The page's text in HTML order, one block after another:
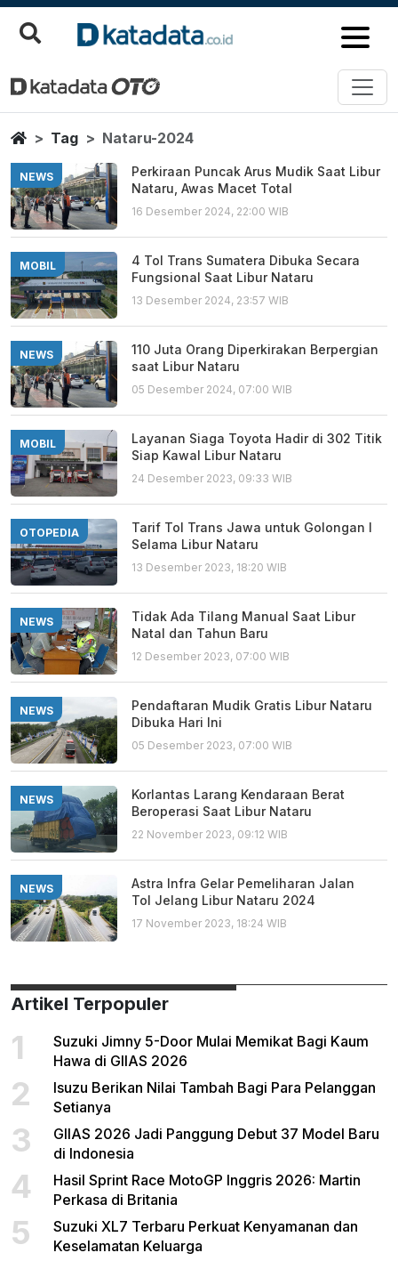
Nataru 2024
Berita Terbaru
HomeTag Nataru-2024
NEWS
Perkiraan Puncak Arus Mudik Saat Libur
Nataru, Awas Macet Total
16 Desember 2024, 22:00 WIB
MOBIL
4 Tol Trans Sumatera Dibuka Secara
Fungsional Saat Libur Nataru
13 Desember 2024, 23:57 WIB
NEWS
110 Juta Orang Diperkirakan Berpergian
saat Libur Nataru
05 Desember 2024, 07:00 WIB
MOBIL
Layanan Siaga Toyota Hadir di 302 Titik
Siap Kawal Libur Nataru
24 Desember 2023, 09:33 WIB
OTOPEDIA
Tarif Tol Trans Jawa untuk Golongan I
Selama Libur Nataru
13 Desember 2023, 18:20 WIB
NEWS
Tidak Ada Tilang Manual Saat Libur
Natal dan Tahun Baru
12 Desember 2023, 07:00 WIB
NEWS
Pendaftaran Mudik Gratis Libur Nataru
Dibuka Hari Ini
05 Desember 2023, 07:00 WIB
NEWS
Korlantas Larang Kendaraan Berat
Beroperasi Saat Libur Nataru
22 November 2023, 09:12 WIB
NEWS
Astra Infra Gelar Pemeliharan Jalan
Tol Jelang Libur Nataru 2024
17 November 2023, 18:24 WIB
Artikel Terpopuler
1
Suzuki Jimny 5-Door Mulai Memikat Bagi Kaum
Hawa di GIIAS 2026
2
Isuzu Berikan Nilai Tambah Bagi Para Pelanggan
Setianya
3
GIIAS 2026 Jadi Panggung Debut 37 Model Baru
di Indonesia
4
Hasil Sprint Race MotoGP Inggris 2026: Martin
Perkasa di Britania
5
Suzuki XL7 Terbaru Perkuat Kenyamanan dan
Keselamatan Keluarga